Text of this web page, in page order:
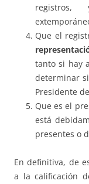
registros,
Que el
tanto si hay
determinar
Presidente
Que es el
está
presentes o
En definitiva, de
a la calificación